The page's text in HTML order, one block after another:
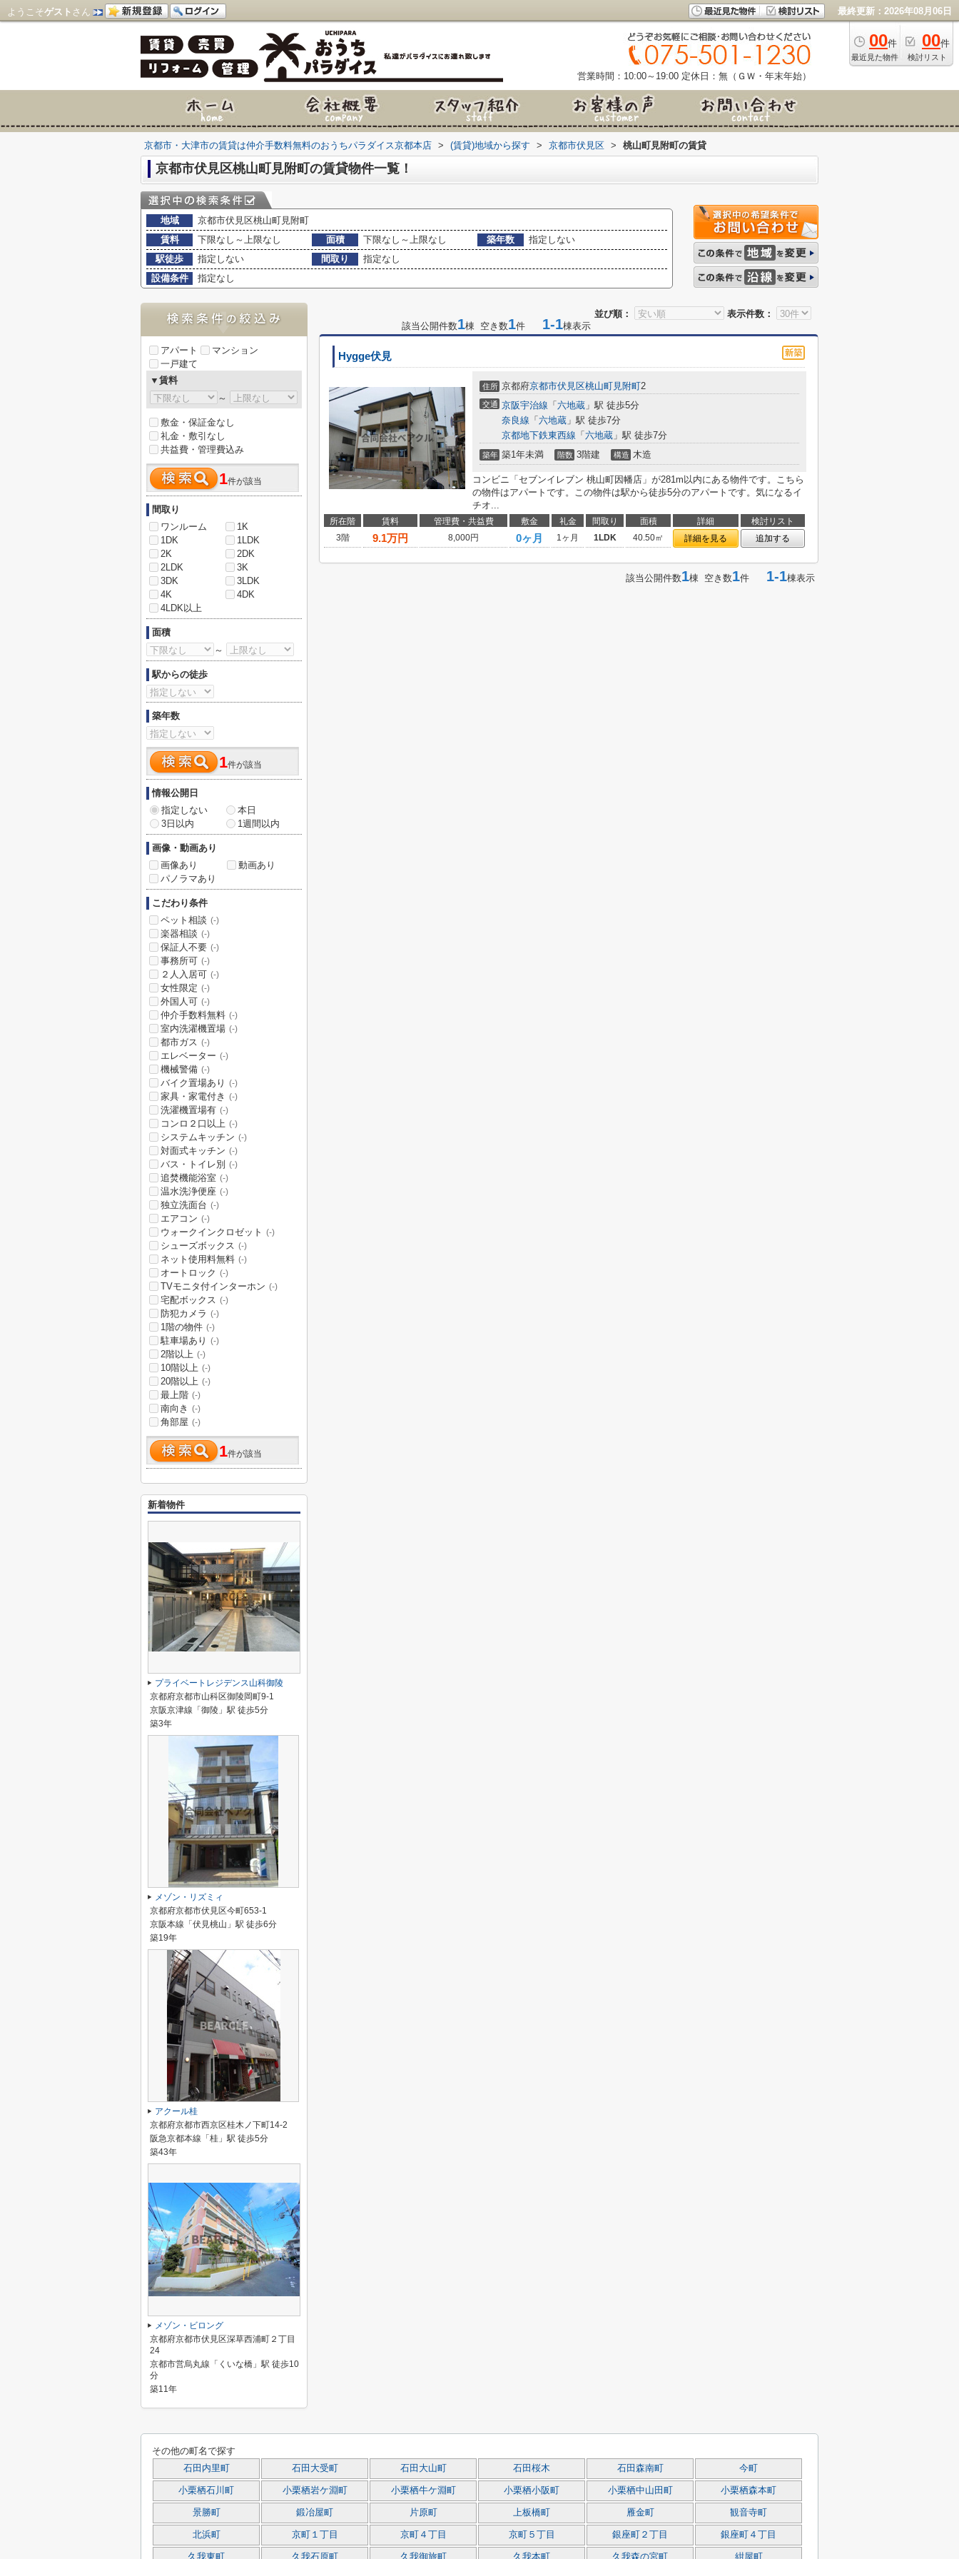
ようこそゲスト さん 最終更新：2026年08月06日
00件
最近見た物件
00件
検討リスト
営業時間：10:00～19:00 定休日：無（ＧＷ・年末年始）
京都市・大津市の賃貸は仲介手数料無料のおうちパラダイス京都本店 > (賃貸)地域から探す > 京都市伏見区 > 桃山町見附町の賃貸
京都市伏見区桃山町見附町の賃貸物件一覧！
地域
京都市伏見区桃山町見附町
賃料
下限なし～上限なし 面積 下限なし～上限なし 築年数
指定しない
駅徒歩
指定しない 間取り
指定なし
設備条件
指定なし
並び順：
表示件数：
該当公開件数1棟 空き数1件 1-1棟表示
Hygge伏見
住所 京都府京都市伏見区桃山町見附町2
交通 京阪宇治線 「 六地蔵 」駅 徒歩5分
奈良線 「 六地蔵 」駅 徒歩7分
京都地下鉄東西線 「 六地蔵 」駅 徒歩7分
築年 築1年未満 階数 3階建 構造 木造
コンビニ「セブンイレブン 桃山町因幡店」が281m以内にある物件です。こちら
の物件はアパートです。この物件は駅から徒歩5分のアパートです。気になるイ
チオ...
所在階 賃料 管理費・共益費 敷金 礼金 間取り 面積 詳細
検討リスト
3階
9.1万円 8,000円 0ヶ月 1ヶ月 1LDK 40.50㎡ 詳細を見る 追加する
該当公開件数1棟 空き数1件 1-1棟表示
アパート
マンション
一戸建て
▼賃料
～
敷金・保証金なし
礼金・敷引なし
共益費・管理費込み
1件が該当
間取り
ワンルーム
1K
1DK
1LDK
2K
2DK
2LDK
3K
3DK
3LDK
4K
4DK
4LDK以上
面積
～
駅からの徒歩
築年数
1件が該当
情報公開日
指定しない
本日
3日以内
1週間以内
画像・動画あり
画像あり
動画あり
パノラマあり
こだわり条件
ペット相談 (-)
楽器相談 (-)
保証人不要 (-)
事務所可 (-)
２人入居可 (-)
女性限定 (-)
外国人可 (-)
仲介手数料無料 (-)
室内洗濯機置場 (-)
都市ガス (-)
エレベーター (-)
機械警備 (-)
バイク置場あり (-)
家具・家電付き (-)
洗濯機置場有 (-)
コンロ２口以上 (-)
システムキッチン (-)
対面式キッチン (-)
バス・トイレ別 (-)
追焚機能浴室 (-)
温水洗浄便座 (-)
独立洗面台 (-)
エアコン (-)
ウォークインクロゼット (-)
シューズボックス (-)
ネット使用料無料 (-)
オートロック (-)
TVモニタ付インターホン (-)
宅配ボックス (-)
防犯カメラ (-)
1階の物件 (-)
駐車場あり (-)
2階以上 (-)
10階以上 (-)
20階以上 (-)
最上階 (-)
南向き (-)
角部屋 (-)
1件が該当
新着物件
プライベートレジデンス山科御陵
京都府京都市山科区御陵岡町9-1
京阪京津線「御陵」駅 徒歩5分
築3年
メゾン・リズミィ
京都府京都市伏見区今町653-1
京阪本線「伏見桃山」駅 徒歩6分
築19年
アクール桂
京都府京都市西京区桂木ノ下町14-2
阪急京都本線「桂」駅 徒歩5分
築43年
メゾン・ビロング
京都府京都市伏見区深草西浦町２丁目
24
京都市営烏丸線「くいな橋」駅 徒歩10
分
築11年
その他の町名で探す
石田内里町 石田大受町 石田大山町 石田桜木 石田森南町 今町
小栗栖石川町 小栗栖岩ケ淵町 小栗栖牛ケ淵町 小栗栖小阪町 小栗栖中山田町 小栗栖森本町
景勝町 鍛冶屋町 片原町 上板橋町 雁金町 観音寺町
北浜町 京町１丁目 京町４丁目 京町５丁目 銀座町２丁目 銀座町４丁目
久我東町 久我石原町 久我御旅町 久我本町 久我森の宮町 紺屋町